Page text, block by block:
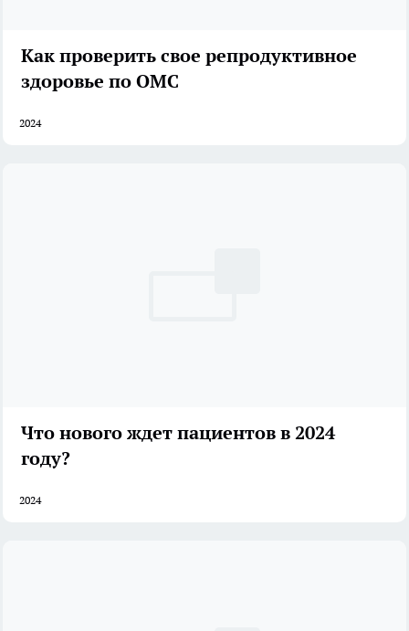
Как проверить свое репродуктивное
здоровье по ОМС
2024
Что нового ждет пациентов в 2024
году?
2024